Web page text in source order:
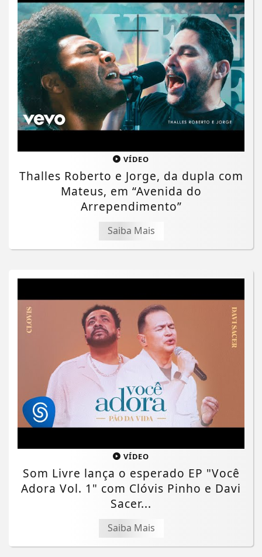
VÍDEO
Thalles Roberto e Jorge, da dupla com
Mateus, em “Avenida do
Arrependimento”
Saiba Mais
VÍDEO
Som Livre lança o esperado EP "Você
Adora Vol. 1" com Clóvis Pinho e Davi
Sacer...
Saiba Mais